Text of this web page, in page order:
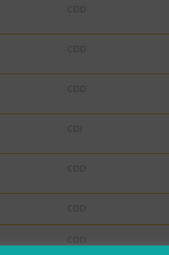
CDD
CDD
CDD
CDI
CDD
CDD
CDD